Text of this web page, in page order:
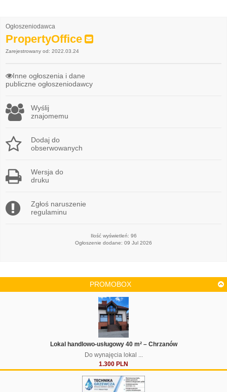
Ogłoszeniodawca
PropertyOffice
Zarejestrowany od: 2022.03.24
Inne ogłoszenia i dane
publiczne ogłoszeniodawcy
Wyślij
znajomemu
Dodaj do
obserwowanych
Wersja do
druku
Zgłoś naruszenie
regulaminu
Ilość wyświetleń: 96
Ogłoszenie dodane: 09 Jul 2026
PROMOBOX
Lokal handlowo-usługowy 40 m² – Chrzanów
Do wynajęcia lokal ...
1.300 PLN